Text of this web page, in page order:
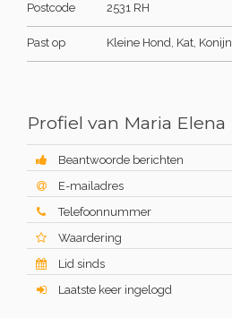
Postcode
2531 RH
Past op Kleine Hond, Kat,
Profiel van Maria Elena
Beantwoorde berichten
E-mailadres
Telefoonnummer
Waardering
Lid sinds
Laatste keer ingelogd